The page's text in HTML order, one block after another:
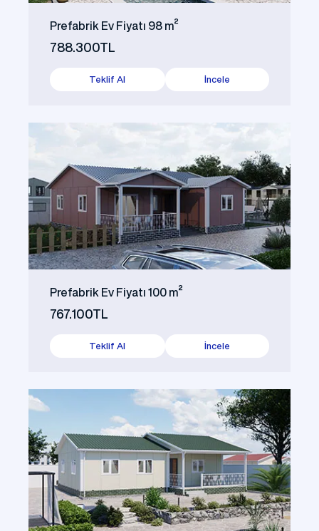
Prefabrik Ev Fiyatı 98 m²
788.300TL
Teklif Al İncele
Prefabrik Ev Fiyatı 100 m²
767.100TL
Teklif Al İncele